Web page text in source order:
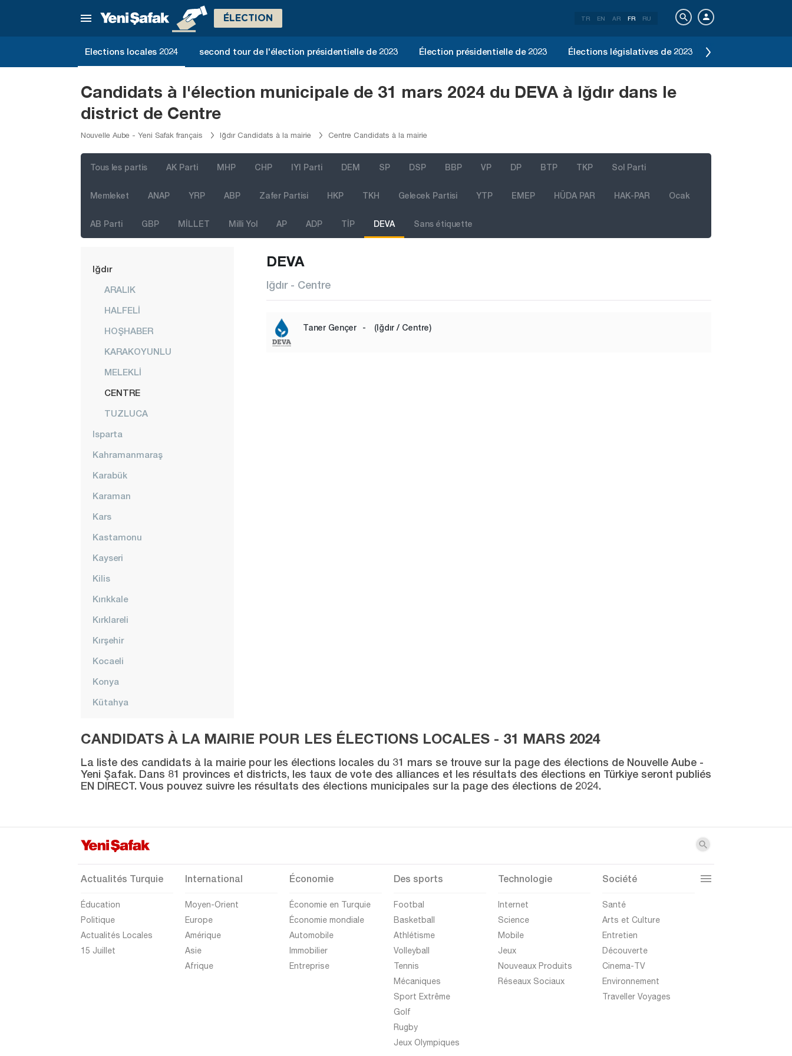
ÉLECTION TR EN AR FR RU
Elections locales 2024 second tour de l'élection présidentielle de 2023 Élection présidentielle de 2023 Élections législatives de 2023
Candidats à l'élection municipale de 31 mars 2024 du DEVA à Iğdır dans le
district de Centre
Nouvelle Aube - Yeni Safak français Iğdır Candidats à la mairie Centre Candidats à la mairie
Tous les partis AK Parti MHP CHP IYI Parti DEM SP DSP BBP VP DP BTP TKP Sol Parti
Memleket ANAP YRP ABP Zafer Partisi HKP TKH Gelecek Partisi YTP EMEP HÜDA PAR HAK-PAR Ocak
AB Parti GBP MİLLET Milli Yol AP ADP TİP DEVA Sans étiquette
Diyarbakır
Gaziantep
Hakkari
Iğdır
ARALIK
HALFELİ
HOŞHABER
KARAKOYUNLU
MELEKLİ
CENTRE
TUZLUCA
Isparta
Kahramanmaraş
Karabük
Karaman
Kars
Kastamonu
Kayseri
Kilis
Kırıkkale
Kırklareli
Kırşehir
Kocaeli
Konya
Kütahya
Manisa
Mardin
Mersin
Muş
Nevşehir
Niğde
Osmaniye
Sakarya
DEVA
Iğdır - Centre
Taner Gençer - (Iğdır / Centre)
CANDIDATS À LA MAIRIE POUR LES ÉLECTIONS LOCALES - 31 MARS 2024
La liste des candidats à la mairie pour les élections locales du 31 mars se trouve sur la page des élections de Nouvelle Aube -
Yeni Şafak. Dans 81 provinces et districts, les taux de vote des alliances et les résultats des élections en Türkiye seront publiés
EN DIRECT. Vous pouvez suivre les résultats des élections municipales sur la page des élections de 2024.
Actualités Turquie
Éducation
Politique
Actualités Locales
15 Juillet
International
Moyen-Orient
Europe
Amérique
Asie
Afrique
Économie
Économie en Turquie
Économie mondiale
Automobile
Immobilier
Entreprise
Des sports
Footbal
Basketball
Athlétisme
Volleyball
Tennis
Mécaniques
Sport Extrême
Golf
Rugby
Jeux Olympiques
Technologie
Internet
Science
Mobile
Jeux
Nouveaux Produits
Réseaux Sociaux
Société
Santé
Arts et Culture
Entretien
Découverte
Cinema-TV
Environnement
Traveller Voyages